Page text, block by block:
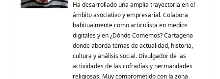
Ha desarrollado una amplia trayectoria en el
ámbito asociativo y empresarial. Colabora
habitualmente como articulista en medios
digitales y en ¿Dónde Comemos? Cartagena
donde aborda temas de actualidad, historia,
cultura y análisis social. Divulgador de las
actividades de las cofradías y hermandades
religiosas. Muy comprometido con la zona